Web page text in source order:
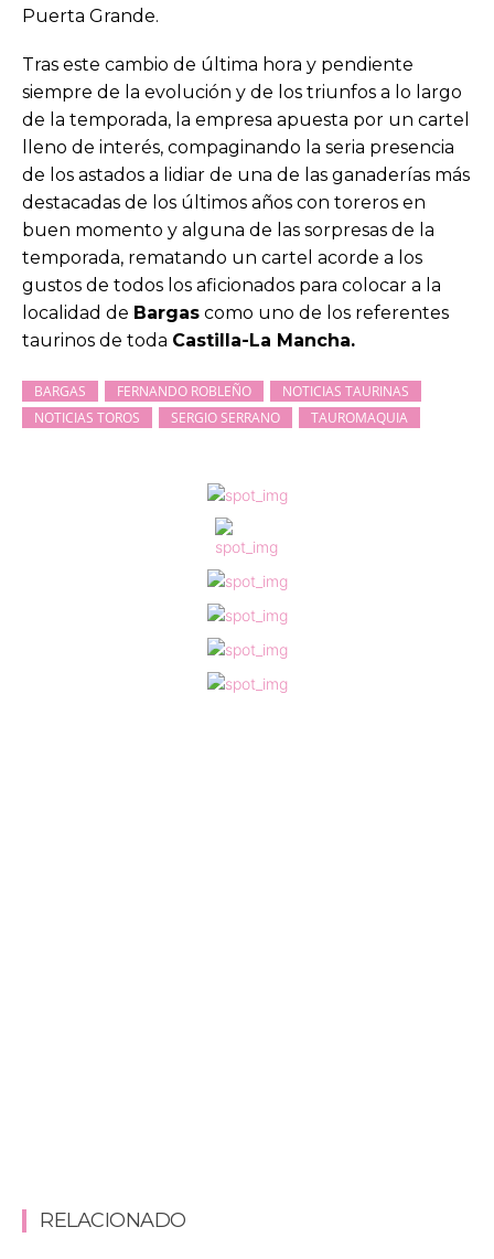
Puerta Grande.
Tras este cambio de última hora y pendiente
siempre de la evolución y de los triunfos a lo largo
de la temporada, la empresa apuesta por un cartel
lleno de interés, compaginando la seria presencia
de los astados a lidiar de una de las ganaderías más
destacadas de los últimos años con toreros en
buen momento y alguna de las sorpresas de la
temporada, rematando un cartel acorde a los
gustos de todos los aficionados para colocar a la
localidad de Bargas como uno de los referentes
taurinos de toda Castilla-La Mancha.
BARGAS FERNANDO ROBLEÑO
NOTICIAS TAURINAS
NOTICIAS TOROS
SERGIO SERRANO TAUROMAQUIA
RELACIONADO